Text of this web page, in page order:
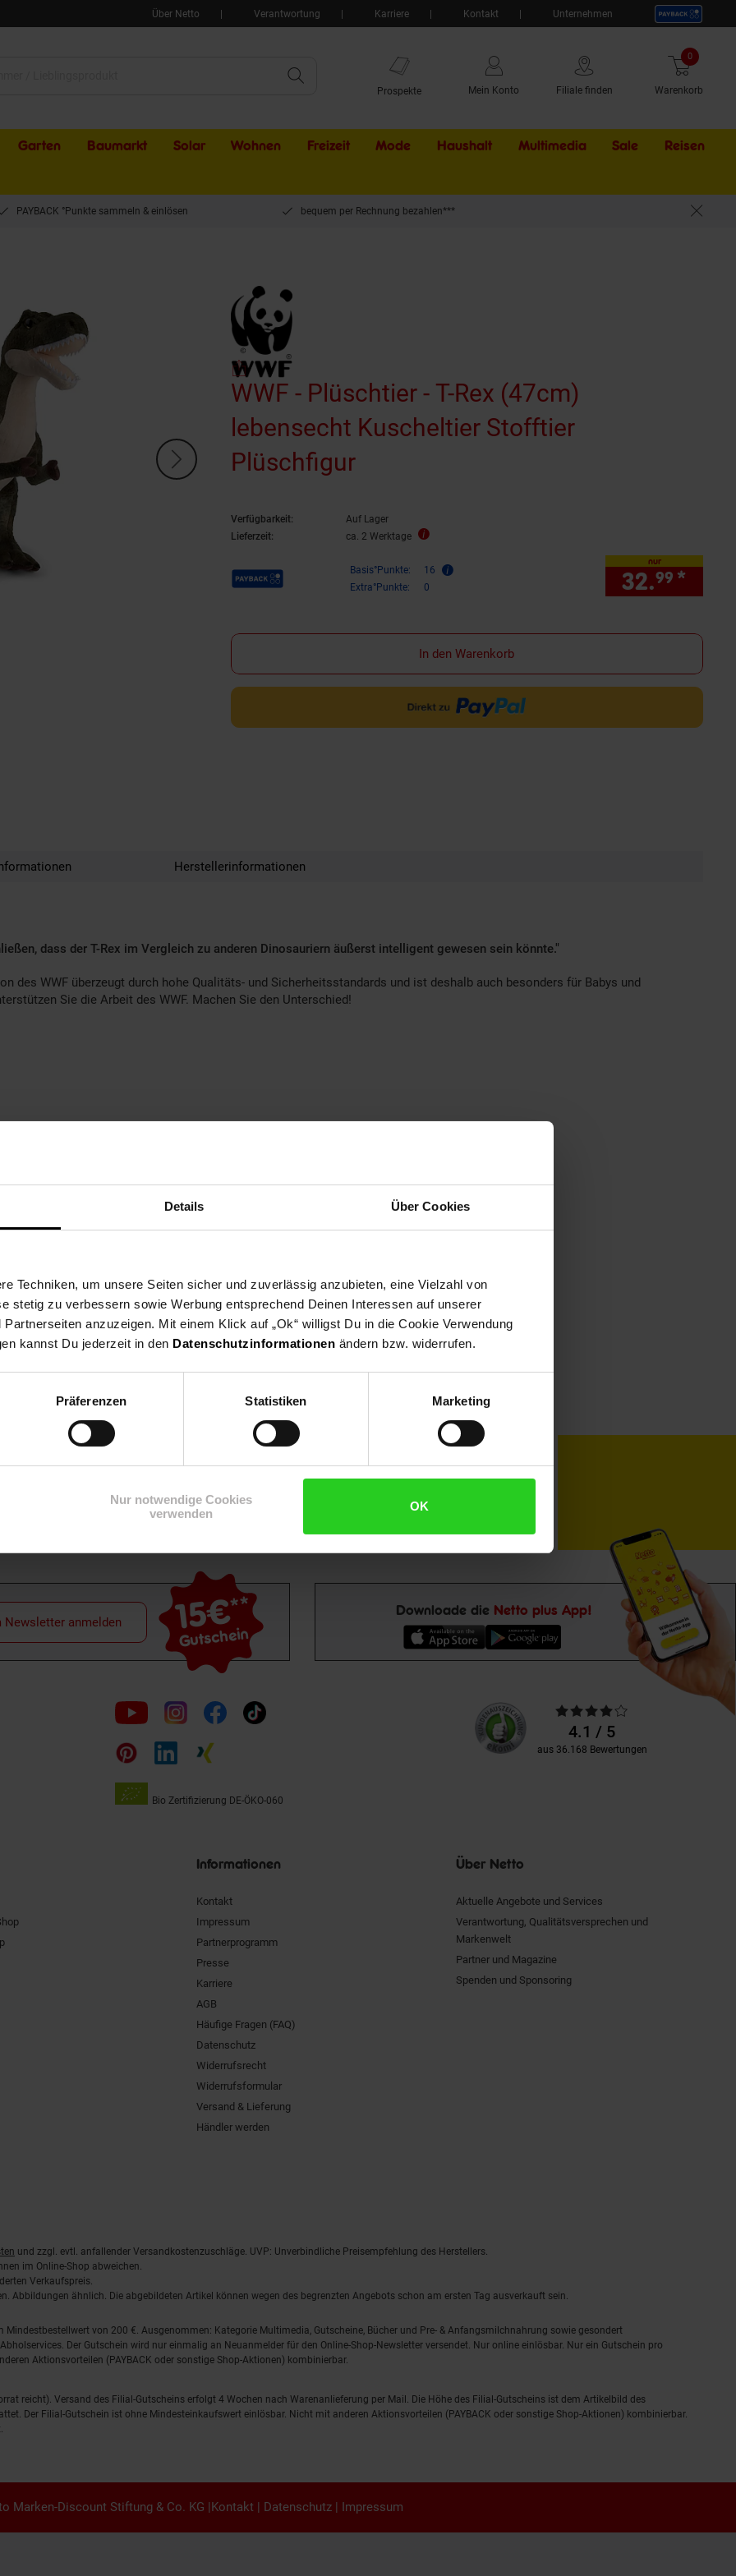
Details Über Cookies
Techniken, um unsere Seiten sicher und zuverlässig anzubieten, eine Vielzahl von
stetig zu verbessern sowie Werbung entsprechend Deinen Interessen auf unserer
anzuzeigen. Mit einem Klick auf „Ok“ willigst Du in die Cookie Verwendung
kannst Du jederzeit in den Datenschutzinformationen ändern bzw. widerrufen.
Präferenzen Statistiken Marketing
Nur notwendige Cookies
verwenden
OK
Über Netto Verantwortung Karriere Kontakt Unternehmen
Prospekte Mein Konto Filiale finden Warenkorb
0 Artikel
Garten Baumarkt Solar Wohnen Freizeit Mode Haushalt Multimedia Sale Externer
Reisen
PAYBACK °Punkte sammeln & einlösen bequem per Rechnung bezahlen***
WWF - Plüschtier - T-Rex (47cm)
lebensecht Kuscheltier Stofftier
Plüschfigur
Verfügbarkeit:
Auf Lager
Lieferzeit:
ca. 2 Werktage
Payback Punkte Basis°Punkte:
16
Extra°Punkte:
0
nur
32.99 *
In den Warenkorb
Herstellerinformationen
dass der T-Rex im Vergleich zu anderen Dinosauriern äußerst intelligent gewesen sein könnte."
des WWF überzeugt durch hohe Qualitäts- und Sicherheitsstandards und ist deshalb auch besonders für Babys und
Sie die Arbeit des WWF. Machen Sie den Unterschied!
15€**
Gutschein
Newsletter anmelden
Downloade die Netto plus App!
Folge
uns
auf
Bio Zertifizierung DE-ÖKO-060
Unsere
Kundenbewertungen
Durchschnittliche
Bewertungen4.1 / 5
aus 36.168 Bewertungen
Informationen
Kontakt
Impressum
Partnerprogramm
Presse
Karriere
AGB
Häufige Fragen (FAQ)
Datenschutz
Widerrufsrecht
Widerrufsformular
Versand & Lieferung
Händler werden
Über Netto
Aktuelle Angebote und Services
Verantwortung, Qualitätsversprechen und
Markenwelt
Partner und Magazine
Spenden und Sponsoring
und zzgl. evtl. anfallender Versandkostenzuschläge. UVP: Unverbindliche Preisempfehlung des Herstellers.
im Online-Shop abweichen.
Verkaufspreis.
Abbildungen ähnlich. Die abgebildeten Artikel können wegen des begrenzten Angebots schon am ersten Tag ausverkauft sein.
von 200 €. Ausgenommen: Kategorie Multimedia, Gutscheine, Bücher und Pre- & Anfangsmilchnahrung sowie gesondert
Der Gutschein wird nur einmalig an Neuanmelder für den Online-Shop-Newsletter versendet. Nur online einlösbar. Nur ein Gutschein pro
Aktionsvorteilen (PAYBACK oder sonstige Shop-Aktionen) kombinierbar.
reicht). Versand des Filial-Gutscheins erfolgt 4 Wochen nach Warenanlieferung per Mail. Die Höhe des Filial-Gutscheins ist dem Artikelbild des
Der Filial-Gutschein ist ohne Mindesteinkaufswert einlösbar. Nicht mit anderen Aktionsvorteilen (PAYBACK oder sonstige Shop-Aktionen) kombinierbar.
Marken-Discount Stiftung & Co. KG |Kontakt | Datenschutz| Impressum